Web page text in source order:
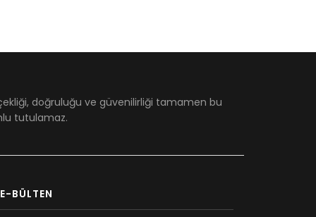
doğruluğu ve güvenilirliği tamamen bu
tutulamaz.
E-BÜLTEN